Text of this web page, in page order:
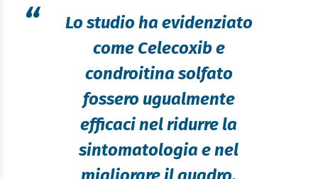
“
Lo studio ha evidenziato
come Celecoxib e
condroitina solfato
fossero ugualmente
efficaci nel ridurre la
sintomatologia e nel